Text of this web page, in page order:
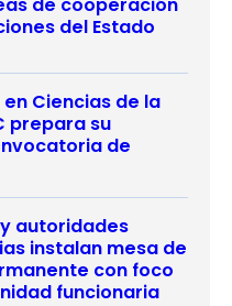
del Estado
Ciencias de la
prepara su
de
autoridades
instalan mesa de
con foco
funcionaria